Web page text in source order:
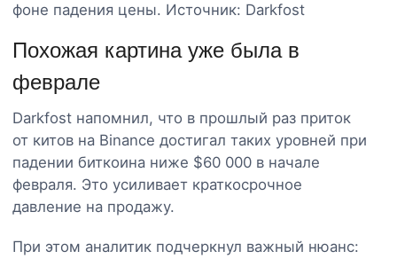
фоне падения цены. Источник: Darkfost
Похожая картина уже была в
феврале
Darkfost напомнил, что в прошлый раз приток
от китов на Binance достигал таких уровней при
падении биткоина ниже $60 000 в начале
февраля. Это усиливает краткосрочное
давление на продажу.
При этом аналитик подчеркнул важный нюанс: